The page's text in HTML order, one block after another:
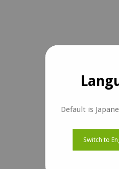
Default is
Switch to